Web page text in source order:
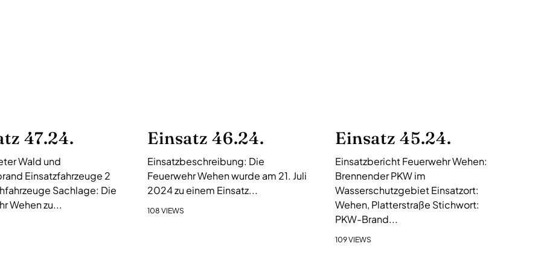
47.24.
Wald und
Einsatzfahrzeuge 2
Sachlage: Die
Wehen zu...
Einsatz 46.24.
Einsatzbeschreibung: Die
Feuerwehr Wehen wurde am 21. Juli
2024 zu einem Einsatz...
108 VIEWS
Einsatz 45.24.
Einsatzbericht Feuerwehr Wehen:
Brennender PKW im
Wasserschutzgebiet Einsatzort:
Wehen, Platterstraße Stichwort:
PKW-Brand...
109 VIEWS